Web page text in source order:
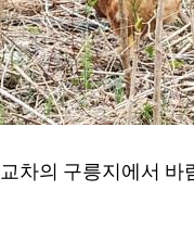
차의 구릉지에서